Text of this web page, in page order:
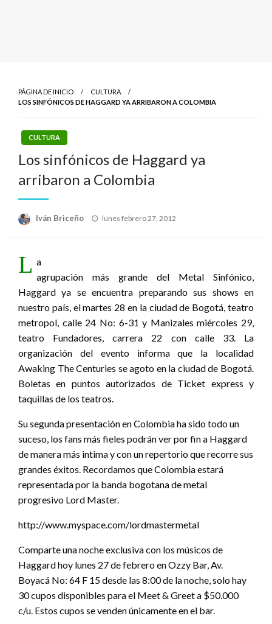
PÁGINA DE INICIO
CULTURA
LOS SINFÓNICOS DE HAGGARD YA ARRIBARON A COLOMBIA
CULTURA
Los sinfónicos de Haggard ya
arribaron a Colombia
Iván Briceño
Publicado
lunes febrero 27, 2012
L a
agrupación más grande del Metal Sinfónico,
Haggard ya se encuentra preparando sus shows en
nuestro país, el martes 28 en la ciudad de Bogotá, teatro
metropol, calle 24 No: 6-31 y Manizales miércoles 29,
teatro Fundadores, carrera 22 con calle 33. La
organización del evento informa que la localidad
Awaking The Centuries se agoto en la ciudad de Bogotá.
Boletas en puntos autorizados de Ticket express y
taquillas de los teatros.
Su segunda presentación en Colombia ha sido todo un
suceso, los fans más fieles podrán ver por fin a Haggard
de manera más intima y con un repertorio que recorre sus
grandes éxitos. Recordamos que Colombia estará
representada por la banda bogotana de metal
progresivo Lord Master.
http://www.myspace.com/lordmastermetal
Comparte una noche exclusiva con los músicos de
Haggard hoy lunes 27 de febrero en Ozzy Bar, Av.
Boyacá No: 64 F 15 desde las 8:00 de la noche, solo hay
30 cupos disponibles para el Meet & Greet a $50.000
c/u. Estos cupos se venden únicamente en el bar.